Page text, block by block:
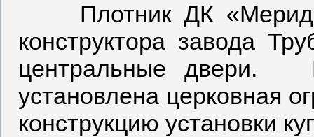
Плотник ДК
конструктора завода
центральные двери.
установлена церковная
конструкцию установки